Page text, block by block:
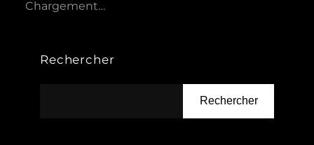
Chargement…
Rechercher
Rechercher